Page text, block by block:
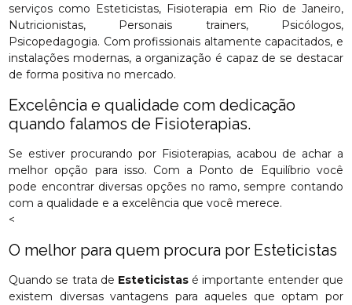
serviços como Esteticistas, Fisioterapia em Rio de Janeiro,
Nutricionistas, Personais trainers, Psicólogos,
Psicopedagogia. Com profissionais altamente capacitados, e
instalações modernas, a organização é capaz de se destacar
de forma positiva no mercado.
Excelência e qualidade com dedicação
quando falamos de Fisioterapias.
Se estiver procurando por Fisioterapias, acabou de achar a
melhor opção para isso. Com a Ponto de Equilíbrio você
pode encontrar diversas opções no ramo, sempre contando
com a qualidade e a excelência que você merece.
<
O melhor para quem procura por Esteticistas
Quando se trata de Esteticistas é importante entender que
existem diversas vantagens para aqueles que optam por